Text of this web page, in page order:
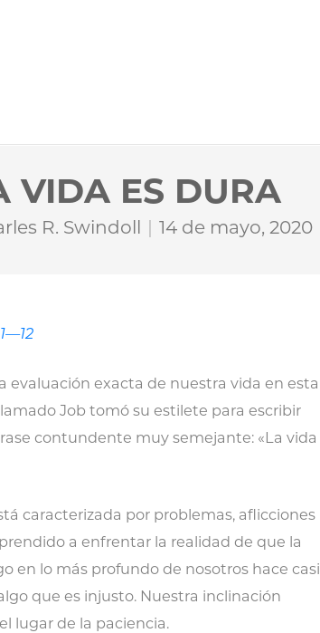
VIDA ES DURA
R. Swindoll 14 de mayo, 2020
evaluación exacta de nuestra vida en esta
Job tomó su estilete para escribir
contundente muy semejante: «La vida
caracterizada por problemas, aflicciones
a enfrentar la realidad de que la
en lo más profundo de nosotros hace casi
que es injusto. Nuestra inclinación
lugar de la paciencia.